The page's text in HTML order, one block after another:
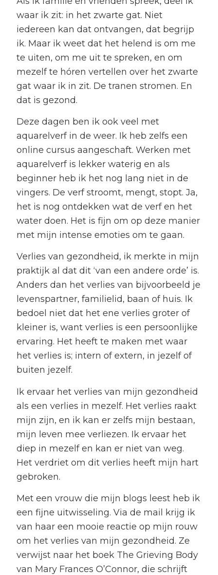
waar ik zit: in het zwarte gat. Niet
iedereen kan dat ontvangen, dat begrijp
ik. Maar ik weet dat het helend is om me
te uiten, om me uit te spreken, en om
mezelf te hóren vertellen over het zwarte
gat waar ik in zit. De tranen stromen. En
dat is gezond.
Deze dagen ben ik ook veel met
aquarelverf in de weer. Ik heb zelfs een
online cursus aangeschaft. Werken met
aquarelverf is lekker waterig en als
beginner heb ik het nog lang niet in de
vingers. De verf stroomt, mengt, stopt. Ja,
het is nog ontdekken wat de verf en het
water doen. Het is fijn om op deze manier
met mijn intense emoties om te gaan.
Verlies van gezondheid, ik merkte in mijn
praktijk al dat dit ‘van een andere orde’ is.
Anders dan het verlies van bijvoorbeeld je
levenspartner, familielid, baan of huis. Ik
bedoel niet dat het ene verlies groter of
kleiner is, want verlies is een persoonlijke
ervaring. Het heeft te maken met waar
het verlies is; intern of extern, in jezelf of
buiten jezelf.
Ik ervaar het verlies van mijn gezondheid
als een verlies in mezelf. Het verlies raakt
mijn zijn, en ik kan er zelfs mijn bestaan,
mijn leven mee verliezen. Ik ervaar het
diep in mezelf en kan er niet van weg.
Het verdriet om dit verlies heeft mijn hart
gebroken.
Met een vrouw die mijn blogs leest heb ik
een fijne uitwisseling. Via de mail krijg ik
van haar een mooie reactie op mijn rouw
om het verlies van mijn gezondheid. Ze
verwijst naar het boek The Grieving Body
van Mary Frances O’Connor, die schrijft